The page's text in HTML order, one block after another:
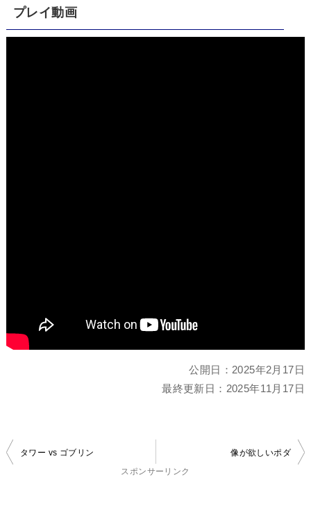
プレイ動画
公開日： 2025年2月17日
最終更新日： 2025年11月17日
投
タワー vs ゴブリン
像が欲しいポダ
スポンサーリンク